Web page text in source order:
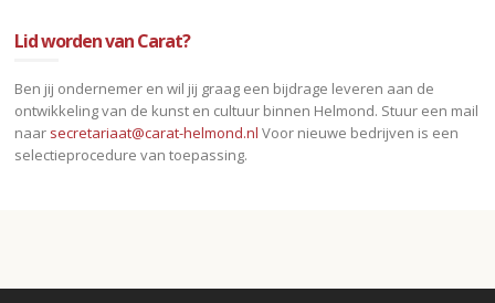
Lid worden van Carat?
Ben jij ondernemer en wil jij graag een bijdrage leveren aan de
ontwikkeling van de kunst en cultuur binnen Helmond. Stuur een mail
naar secretariaat@carat-helmond.nl Voor nieuwe bedrijven is een
selectieprocedure van toepassing.